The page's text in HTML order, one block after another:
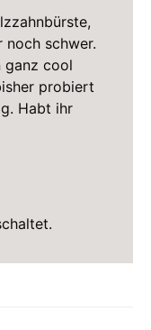
noch schwer.
ganz cool
probiert
Habt ihr